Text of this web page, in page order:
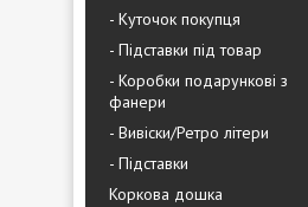
- Куточок покупця
- Підставки під товар
- Коробки подарункові з
фанери
- Вивіски/Ретро літери
- Підставки
Коркова дошка